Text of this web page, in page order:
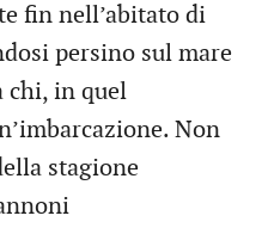
fin nell’abitato di
persino sul mare
chi, in quel
Non
stagione